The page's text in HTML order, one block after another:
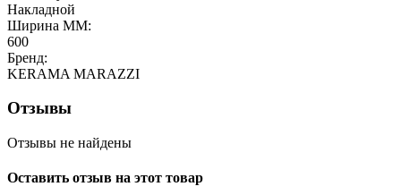
Накладной
Ширина ММ:
600
Бренд:
KERAMA MARAZZI
Отзывы
Отзывы не найдены
Оставить отзыв на этот товар